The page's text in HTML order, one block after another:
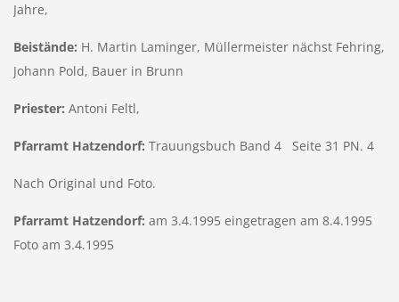
Jahre,
Beistände: H. Martin Laminger, Müllermeister nächst Fehring,
Johann Pold, Bauer in Brunn
Priester: Antoni Feltl,
Pfarramt Hatzendorf: Trauungsbuch Band 4 Seite 31 PN. 4
Nach Original und Foto.
Pfarramt Hatzendorf: am 3.4.1995 eingetragen am 8.4.1995
Foto am 3.4.1995